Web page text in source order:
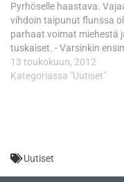
Pyrhöselle haastava.
vihdoin taipunut flunssa
parhaat voimat miehestä
tuskaiset. - Varsinkin
erässä voimat loppuivat
ja vaikealla radalla. Kun
13 toukokuun, 2012
Kategoriassa "Uutiset"
Uutiset